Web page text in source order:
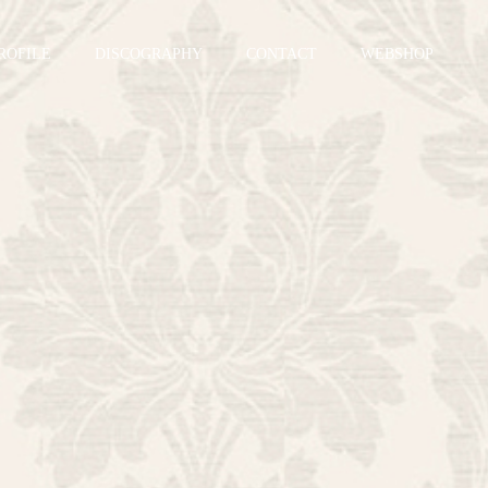
DISCOGRAPHY CONTACT WEBSHOP